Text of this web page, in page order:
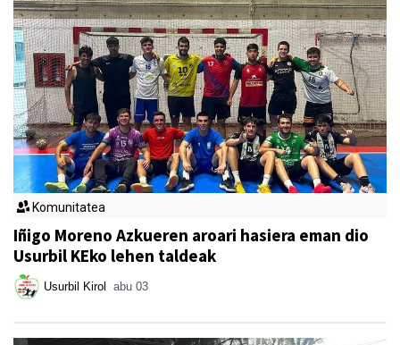
Komunitatea
Iñigo Moreno Azkueren aroari hasiera eman dio
Usurbil KEko lehen taldeak
Usurbil Kirol abu 03